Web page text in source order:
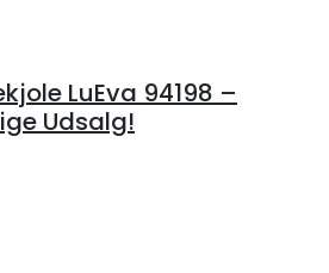
LuEva 94198 –
Udsalg!